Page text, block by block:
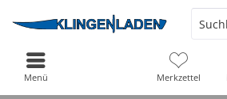
Merkzettel
Menü